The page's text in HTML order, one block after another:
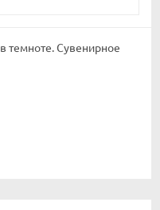
темноте. Сувенирное